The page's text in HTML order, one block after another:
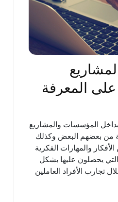
على المعرفة
بداخل المؤسسات والمشاريع
من بعضهم البعض وكذلك
الأفكار والمهارات الفكرية
يحصلون عليها بشكل
تجارب الأفراد العاملين